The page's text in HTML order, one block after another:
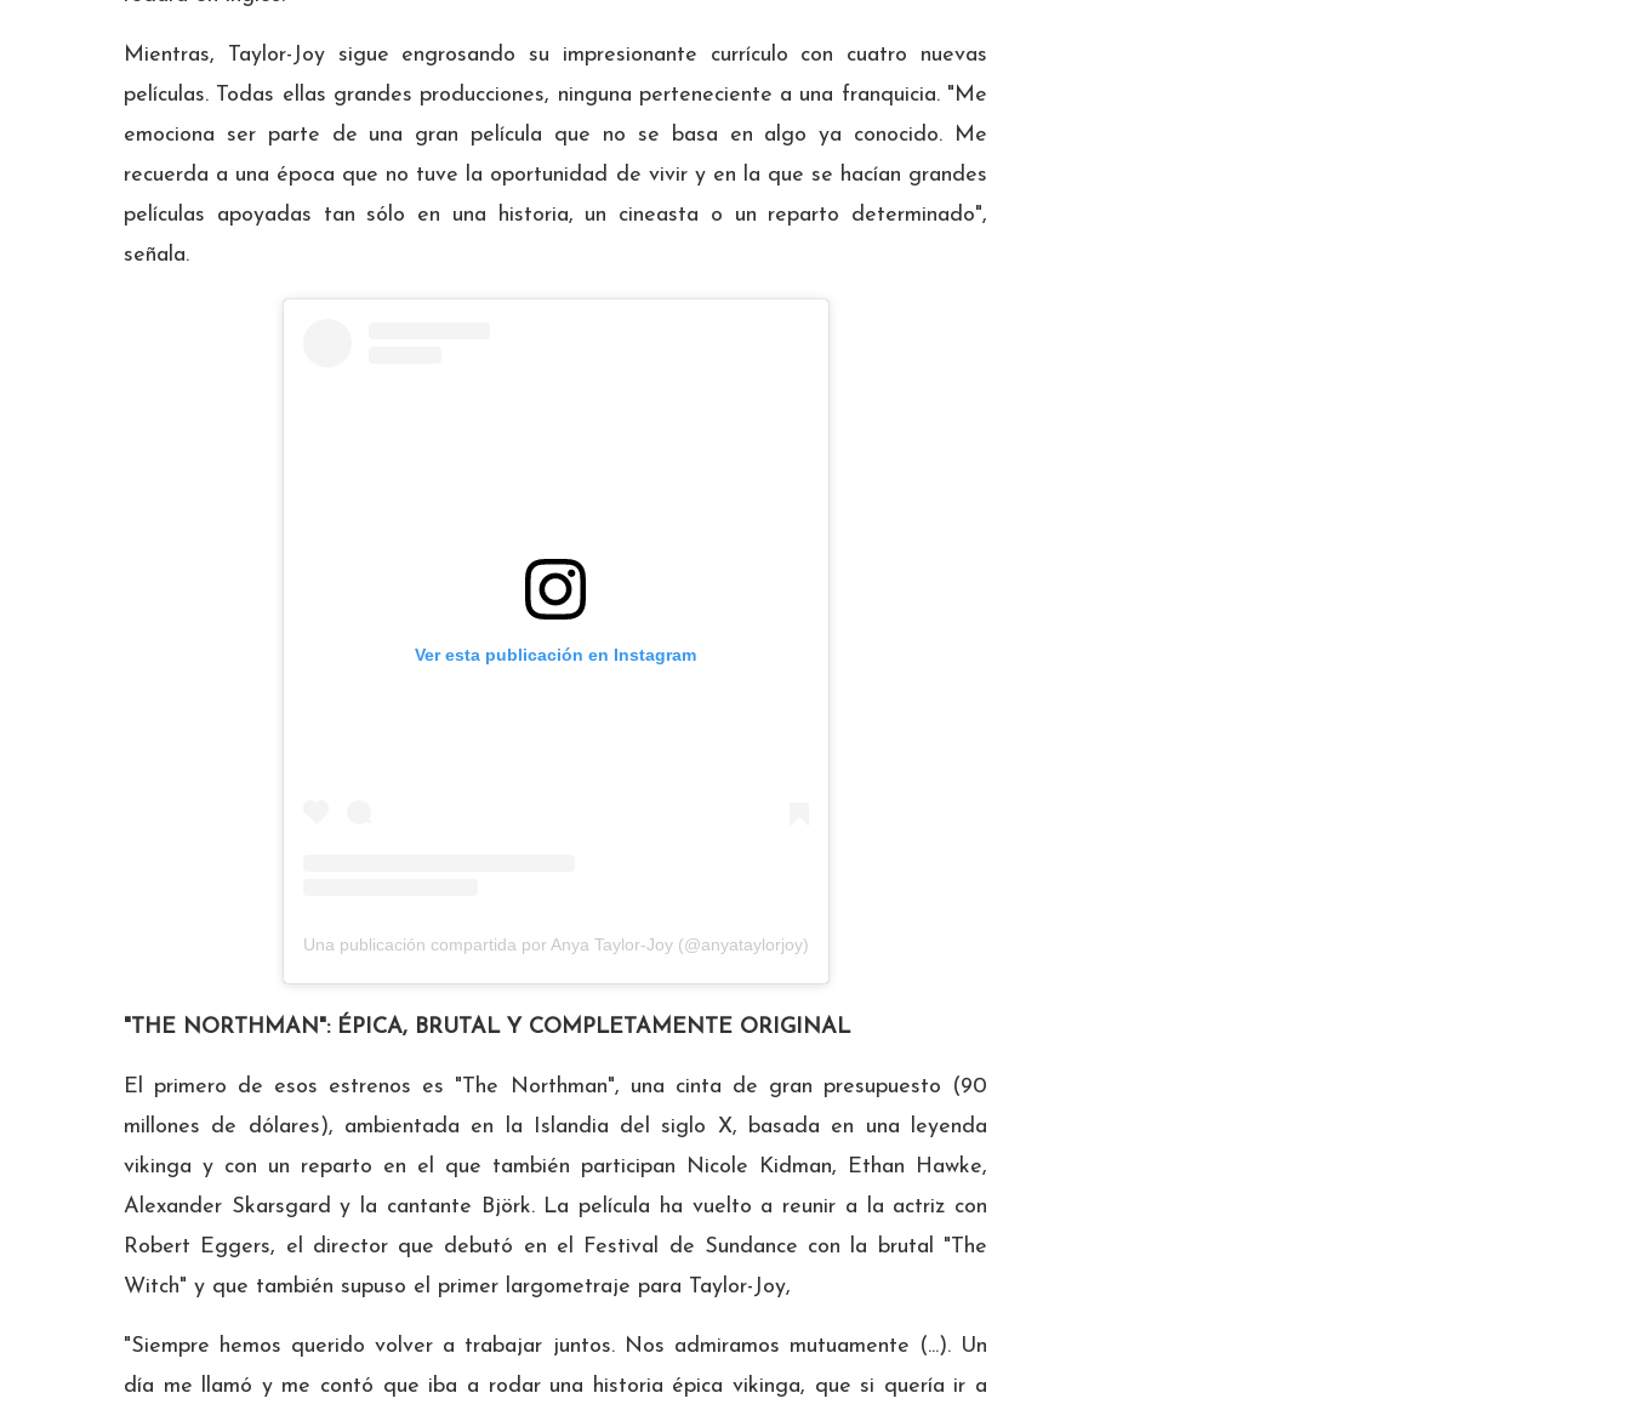
Mientras, Taylor-Joy sigue engrosando su impresionante currículo con cuatro nuevas
películas. Todas ellas grandes producciones, ninguna perteneciente a una franquicia. "Me
emociona ser parte de una gran película que no se basa en algo ya conocido. Me
recuerda a una época que no tuve la oportunidad de vivir y en la que se hacían grandes
películas apoyadas tan sólo en una historia, un cineasta o un reparto determinado",
señala.
Ver esta publicación en Instagram
Una publicación compartida por Anya Taylor-Joy (@anyataylorjoy)
"THE NORTHMAN": ÉPICA, BRUTAL Y COMPLETAMENTE ORIGINAL
El primero de esos estrenos es "The Northman", una cinta de gran presupuesto (90
millones de dólares), ambientada en la Islandia del siglo X, basada en una leyenda
vikinga y con un reparto en el que también participan Nicole Kidman, Ethan Hawke,
Alexander Skarsgard y la cantante Björk. La película ha vuelto a reunir a la actriz con
Robert Eggers, el director que debutó en el Festival de Sundance con la brutal "The
Witch" y que también supuso el primer largometraje para Taylor-Joy,
"Siempre hemos querido volver a trabajar juntos. Nos admiramos mutuamente (...). Un
día me llamó y me contó que iba a rodar una historia épica vikinga, que si quería ir a